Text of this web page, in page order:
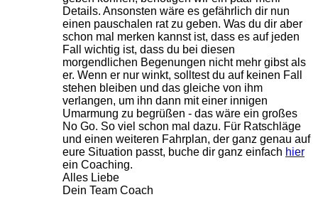
Details. Ansonsten wäre es gefährlich dir nun
einen pauschalen rat zu geben. Was du dir aber
schon mal merken kannst ist, dass es auf jeden
Fall wichtig ist, dass du bei diesen
morgendlichen Begenungen nicht mehr gibst als
er. Wenn er nur winkt, solltest du auf keinen Fall
stehen bleiben und das gleiche von ihm
verlangen, um ihn dann mit einer innigen
Umarmung zu begrüßen - das wäre ein großes
No Go. So viel schon mal dazu. Für Ratschläge
und einen weiteren Fahrplan, der ganz genau auf
eure Situation passt, buche dir ganz einfach hier
ein Coaching.
Alles Liebe
Dein Team Coach